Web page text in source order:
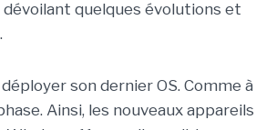
quelques évolutions et
son dernier OS. Comme à
Ainsi, les nouveaux appareils